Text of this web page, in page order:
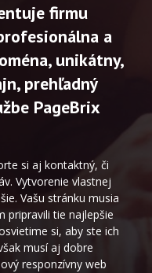
firmu
a
unikátny,
prehľadný
PageBrix
si aj kontaktný, či
Vytvorenie vlastnej
Vašu stránku musia
pripravili tie najlepšie
si, aby ste ich
musí aj dobre
responzívny web